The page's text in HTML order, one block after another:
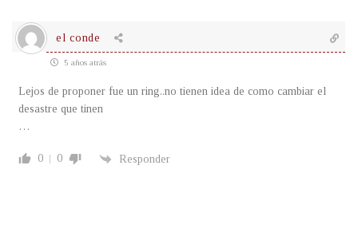
el conde
5 años atrás
Lejos de proponer fue un ring..no tienen idea de como cambiar el
desastre que tinen
…
0 0 Responder